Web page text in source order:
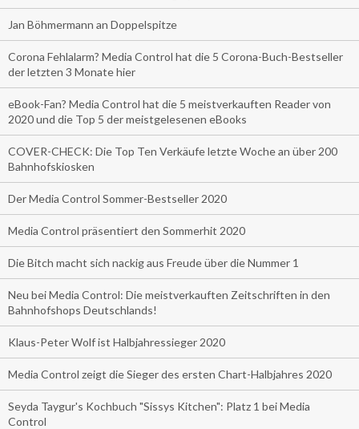
Jan Böhmermann an Doppelspitze
Corona Fehlalarm? Media Control hat die 5 Corona-Buch-Bestseller
der letzten 3 Monate hier
eBook-Fan? Media Control hat die 5 meistverkauften Reader von
2020 und die Top 5 der meistgelesenen eBooks
COVER-CHECK: Die Top Ten Verkäufe letzte Woche an über 200
Bahnhofskiosken
Der Media Control Sommer-Bestseller 2020
Media Control präsentiert den Sommerhit 2020
Die Bitch macht sich nackig aus Freude über die Nummer 1
Neu bei Media Control: Die meistverkauften Zeitschriften in den
Bahnhofshops Deutschlands!
Klaus-Peter Wolf ist Halbjahressieger 2020
Media Control zeigt die Sieger des ersten Chart-Halbjahres 2020
Seyda Taygur's Kochbuch "Sissys Kitchen": Platz 1 bei Media
Control